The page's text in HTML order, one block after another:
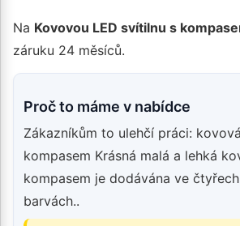
Na Kovovou LED svítilnu s
záruku 24 měsíců.
Proč to máme v nabídce
Zákazníkům to ulehčí práci:
kompasem Krásná malá a lehká
kompasem je dodávána ve
barvách..